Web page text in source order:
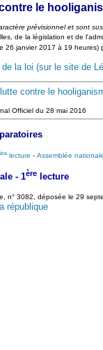
le
prévisionnel et sont
de la législation et de
26 janvier 2017 à 19 heures)
la loi (sur le site de
contre le
Officiel du 28 mai 2016
èrelecture - Assemblée
- 1ère lecture
n° 3082, déposée le 29
république